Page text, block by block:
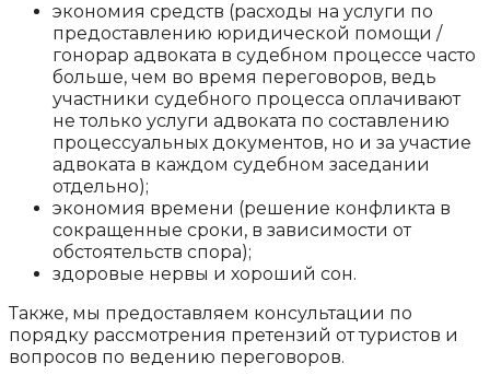
экономия средств (расходы на услуги по
предоставлению юридической помощи /
гонорар адвоката в судебном процессе часто
больше, чем во время переговоров, ведь
участники судебного процесса оплачивают
не только услуги адвоката по составлению
процессуальных документов, но и за участие
адвоката в каждом судебном заседании
отдельно);
экономия времени (решение конфликта в
сокращенные сроки, в зависимости от
обстоятельств спора);
здоровые нервы и хороший сон.
Также, мы предоставляем консультации по
порядку рассмотрения претензий от туристов и
вопросов по ведению переговоров.